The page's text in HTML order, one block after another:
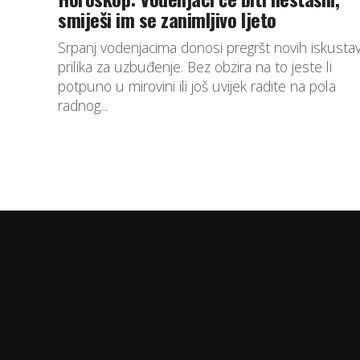
smiješi im se zanimljivo ljeto
Srpanj vodenjacima donosi pregršt novih
prilika za uzbuđenje. Bez obzira na to jeste li
potpuno u mirovini ili još uvijek radite na pola
radnog...